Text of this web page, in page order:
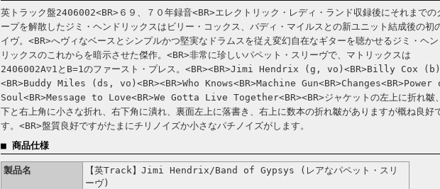
英トラック盤2406002<BR>６９、７０年録音<BR>エレクトリック・レディ・ランド収録後にそれまでの
ープを解散したジミ・ヘンドリックスはビリー・コックス、バディ・マイルスとの新ユニット結成後の初
イヴ。<BR>へヴィなベースとシンプルかつ堅実なドラムスを従え変幻自在なギターを聴かせるジミ・ヘ
リックスのこれからを暗示させた傑作。<BR>非常に珍しいパペット・スリーヴで、マトリックスは
2406002A▽1とB=1のファースト・プレス。<BR><BR>Jimi Hendrix (g, vo)<BR>Billy Cox (b)
<BR>Buddy Miles (ds, vo)<BR><BR>Who Knows<BR>Machine Gun<BR>Changes<BR>Power
Soul<BR>Message to Love<BR>We Gotta Live Together<BR><BR>ジャケットの左上に折れ皺
下と右上角に小さな折れ、右下角に潰れ、裏面左上に落書き、右上に数本の折れ皺がありますが概ね良好
す。<BR>盤質良好ですがたまにチリノイズか小さなパチノイズがします。
■ 商品仕様
製品名
【英Track】Jimi Hendrix/Band of Gypsys (レアなパペット・スリ
ーヴ)